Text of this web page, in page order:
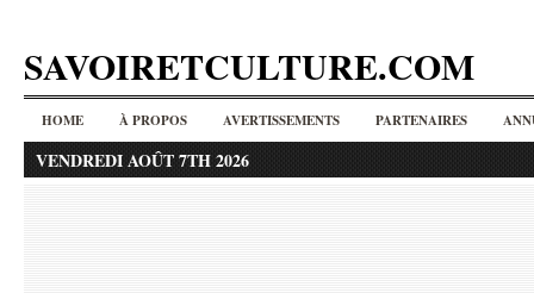
SAVOIRETCULTURE.COM
HOME À PROPOS AVERTISSEMENTS PARTENAIRES
VENDREDI AOÛT 7TH 2026